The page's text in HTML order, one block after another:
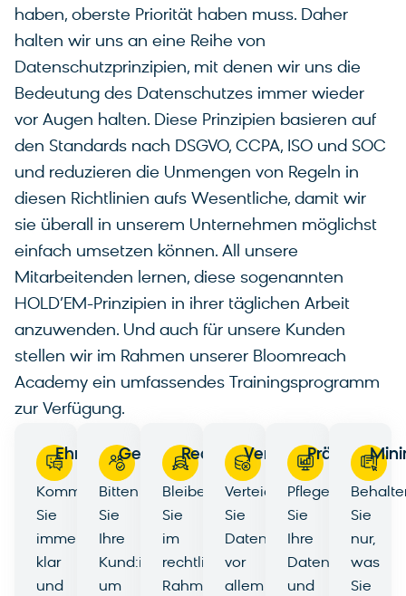
haben, oberste Priorität haben muss. Daher
halten wir uns an eine Reihe von
Datenschutzprinzipien, mit denen wir uns die
Bedeutung des Datenschutzes immer wieder
vor Augen halten. Diese Prinzipien basieren auf
den Standards nach DSGVO, CCPA, ISO und SOC
und reduzieren die Unmengen von Regeln in
diesen Richtlinien aufs Wesentliche, damit wir
sie überall in unserem Unternehmen möglichst
einfach umsetzen können. All unsere
Mitarbeitenden lernen, diese sogenannten
HOLD’EM-Prinzipien in ihrer täglichen Arbeit
anzuwenden. Und auch für unsere Kunden
stellen wir im Rahmen unserer Bloomreach
Academy ein umfassendes Trainingsprogramm
zur Verfügung.
Ehrlichkeit
Kommunizieren
Sie
immer
klar
und
Gehorsam
Bitten
Sie
Ihre
Kund:innen
um
Rechtmäßigkeit
Bleiben
Sie
im
rechtlichen
Rahmen.
Verteidigung
Verteidigen
Sie
Daten
vor
allem
Präzision
Pflegen
Sie
Ihre
Daten
und
Sie
nur,
was
Sie